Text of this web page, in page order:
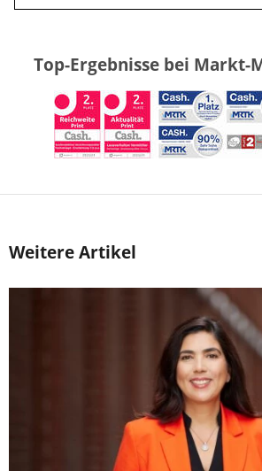
Top-Ergebnisse bei Markt-
Weitere Artikel